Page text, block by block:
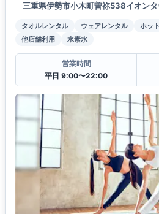
三重県伊勢市小木町曽祢538イオン
タオルレンタル ウェアレンタル ホッ
他店舗利用
水素水
営業時間
平日 9:00〜22:00